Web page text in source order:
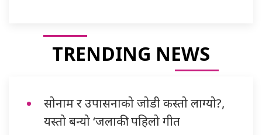
TRENDING NEWS
सोनाम र उपासनाको जोडी कस्तो लाग्यो?,
यस्तो बन्यो ‘जलाकी’ पहिलो गीत